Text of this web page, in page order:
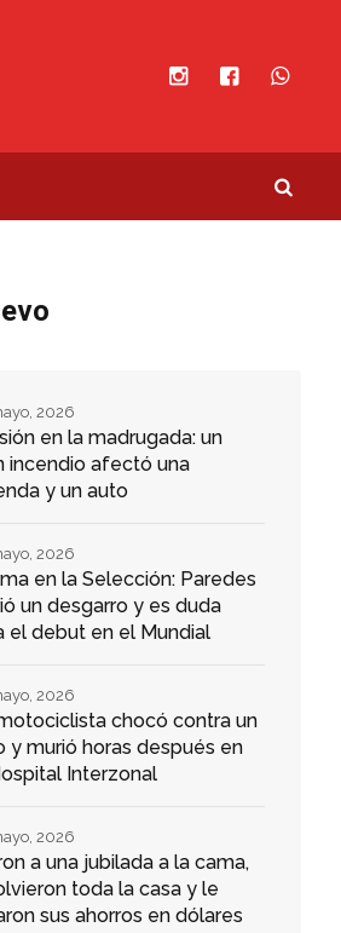
en la madrugada: un
incendio afectó una
y un auto
2026
en la Selección: Paredes
un desgarro y es duda
el debut en el Mundial
2026
chocó contra un
y murió horas después en
Interzonal
2026
a una jubilada a la cama,
toda la casa y le
sus ahorros en dólares
2026